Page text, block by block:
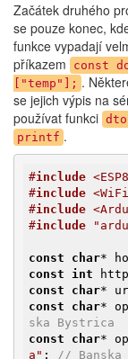
Začátek druhého
se pouze konec,
funkce vypadají
příkazem
const
["temp"]; .
se jejich výpis na
používat funkci
printf .
#include
#include
#include
#include
const char*
const
int
const
char*
const
char*
ska Bystrica
const
char*
a" ; // Banska